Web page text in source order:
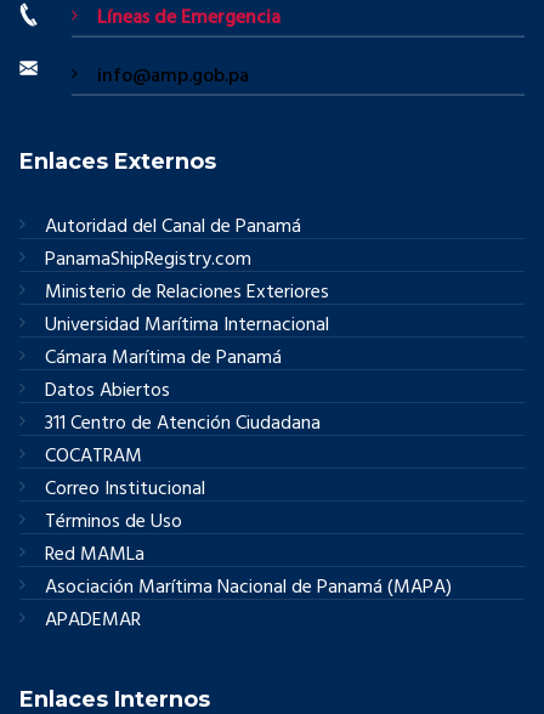
Líneas de Emergencia
info@amp.gob.pa
Enlaces Externos
Autoridad del Canal de Panamá
PanamaShipRegistry.com
Ministerio de Relaciones Exteriores
Universidad Marítima Internacional
Cámara Marítima de Panamá
Datos Abiertos
311 Centro de Atención Ciudadana
COCATRAM
Correo Institucional
Términos de Uso
Red MAMLa
Asociación Marítima Nacional de Panamá (MAPA)
APADEMAR
Enlaces Internos